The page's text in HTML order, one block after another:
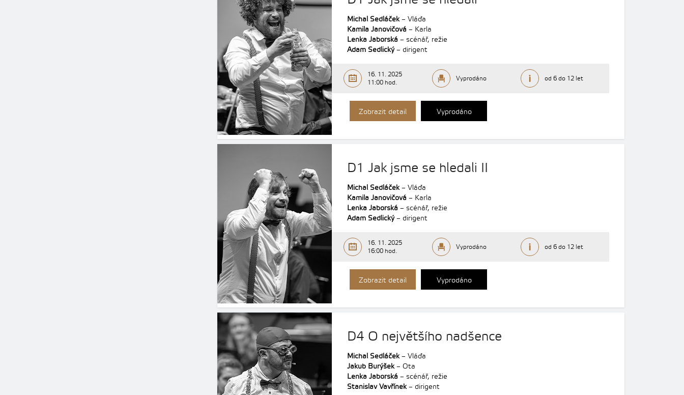
Michal Sedláček– Vláďa
Kamila Janovičová – Karla
Lenka Jaborská – scénář, režie
Adam Sedlický– dirigent
16. 11. 2025
11:00 hod.
Vyprodáno od 6 do 12 let
Zobrazit detail Vyprodáno
D1 Jak jsme se hledali II
Michal Sedláček– Vláďa
Kamila Janovičová – Karla
Lenka Jaborská – scénář, režie
Adam Sedlický– dirigent
16. 11. 2025
16:00 hod.
Vyprodáno od 6 do 12 let
Zobrazit detail Vyprodáno
D4 O největšího nadšence
Michal Sedláček– Vláďa
Jakub Burýšek– Ota
Lenka Jaborská – scénář, režie
Stanislav Vavřínek– dirigent